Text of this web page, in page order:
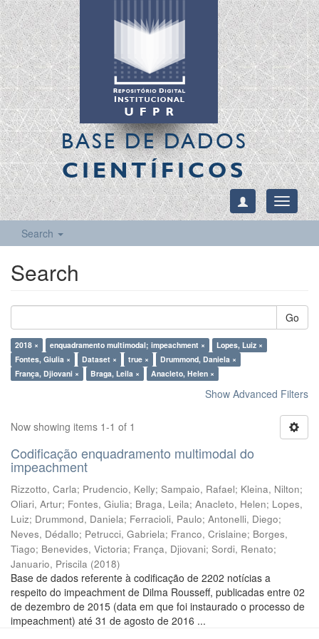
BASE DE DADOS
CIENTÍFICOS
Toggle
Search
Search
Go
2018 × enquadramento multimodal; impeachment ×
Lopes, Luiz ×
Fontes, Giulia ×
Dataset × true ×
Drummond, Daniela ×
França, Djiovani ×
Braga, Leila × Anacleto, Helen ×
Show Advanced Filters
Now showing items 1-1 of 1
Codificação enquadramento multimodal do
impeachment
Rizzotto, Carla; Prudencio, Kelly; Sampaio, Rafael; Kleina, Nilton;
Oliari, Artur; Fontes, Giulia; Braga, Leila; Anacleto, Helen; Lopes,
Luiz; Drummond, Daniela; Ferracioli, Paulo; Antonelli, Diego;
Neves, Dédallo; Petrucci, Gabriela; Franco, Crislaine; Borges,
Tiago; Benevides, Victoria; França, Djiovani; Sordi, Renato;
Januario, Priscila (2018)
Base de dados referente à codificação de 2202 notícias a
respeito do impeachment de Dilma Rousseff, publicadas entre 02
de dezembro de 2015 (data em que foi instaurado o processo de
impeachment) até 31 de agosto de 2016 ...